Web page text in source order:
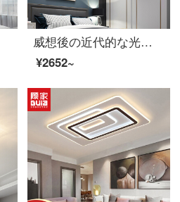
威想後の近代的な光奢主な寝室のリビングルームの魔豆ランプレストラン小寝室の書斎創意ガラスはトップライトを吸い込みます。
¥2652~